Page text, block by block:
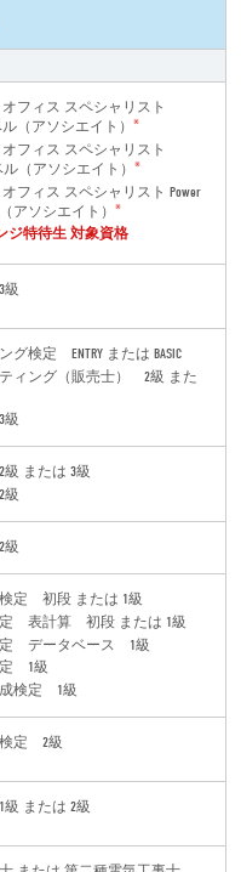
フィス スペシャリスト
ル（アソシエイト）
※
フィス スペシャリスト
ル（アソシエイト）
※
フィス スペシャリスト Power
アソシエイト）
※
ジ特待生 対象資格
グ検定 ENTRY または BASIC
ィング（販売士） 2級 また
または 3級
定 初段 または 1級
表計算 初段 または 1級
定 データベース 1級
定 1級
検定 1級
定 2級
または 2級